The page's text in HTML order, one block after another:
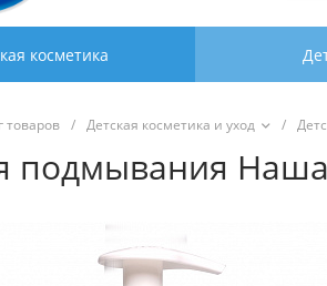
косметика
товаров / Детская косметика и уход /
подмывания